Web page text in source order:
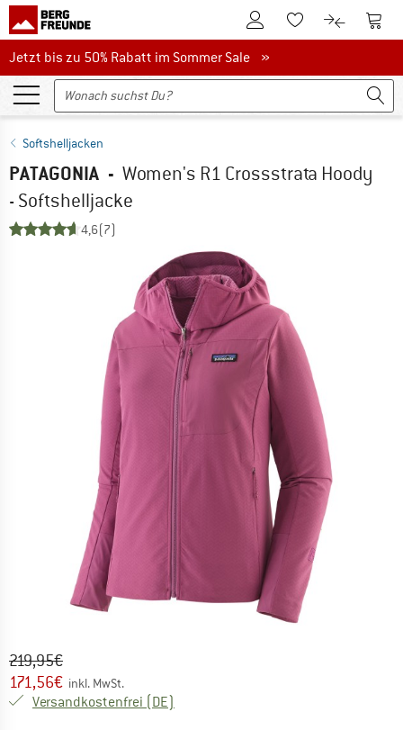
Zum KundenkontoZum Merkzettel.
Zum Zum
Jetzt bis zu 50% Rabatt im Sommer Sale
Jetzt bis zu 50% Rabatt im Sommer Sale »
Softshelljacken
PATAGONIA - Women's R1 Crossstrata Hoody
- Softshelljacke
4,6(7)
Ursprünglicher Preis :
219,95€
Preis:
171,56€ inkl. MwSt.
Versandkostenfrei (DE)